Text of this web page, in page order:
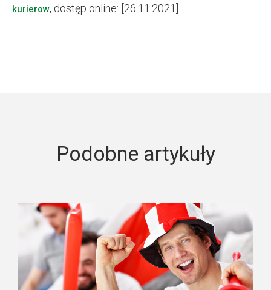
kurierow, dostęp online: [26.11.2021]
Podobne artykuły